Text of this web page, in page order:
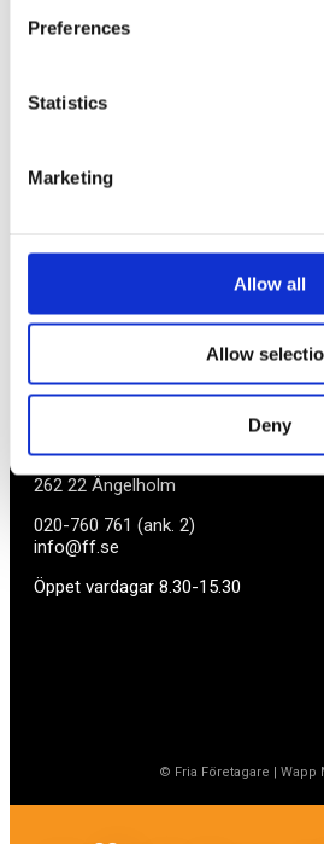
Preferences
Statistics
Marketing
Allow all
Allow
Deny
Företagarförbundet
Vaktgatan 17bv
262 22 Ängelholm
020-760 761 (ank. 2)
info@ff.se
Öppet vardagar 8.30-15.30
Av småföretagare, för
Ett medlemskap späckat med
medlemstjänster och förmåner. Din
mycket mer. Vi fokuserar på
företag med företagaren i fokus. Vi
© Fria Företagare | Wapp